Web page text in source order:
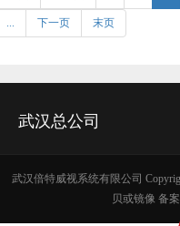
... 下一页 末页
武汉总公司
武汉倍特威视系统有限公司
贝或镜像 备案